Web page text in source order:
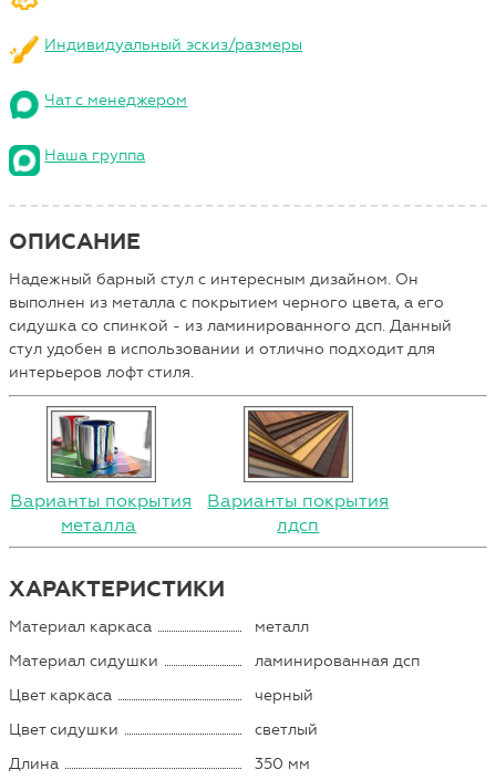
Индивидуальный эскиз/размеры
Чат с менеджером
Наша группа
ОПИСАНИЕ
Надежный барный стул с интересным дизайном. Он
выполнен из металла с покрытием черного цвета, а его
сидушка со спинкой - из ламинированного дсп. Данный
стул удобен в использовании и отлично подходит для
интерьеров лофт стиля.
Варианты покрытия
металла
Варианты покрытия
лдсп
ХАРАКТЕРИСТИКИ
Материал каркаса
металл
Материал сидушки
ламинированная дсп
Цвет каркаса
черный
Цвет сидушки
светлый
Длина
350 мм